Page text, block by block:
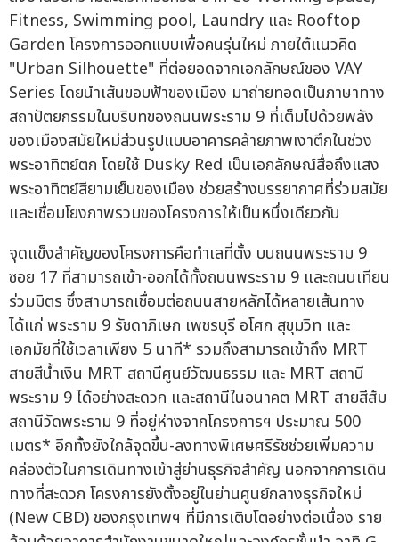
Fitness, Swimming pool, Laundry และ Rooftop
Garden โครงการออกแบบเพื่อคนรุ่นใหม่ ภายใต้แนวคิด
"Urban Silhouette" ที่ต่อยอดจากเอกลักษณ์ของ VAY
Series โดยนำเส้นขอบฟ้าของเมือง มาถ่ายทอดเป็นภาษาทาง
สถาปัตยกรรมในบริบทของถนนพระราม 9 ที่เต็มไปด้วยพลัง
ของเมืองสมัยใหม่ส่วนรูปแบบอาคารคล้ายภาพเงาตึกในช่วง
พระอาทิตย์ตก โดยใช้ Dusky Red เป็นเอกลักษณ์สื่อถึงแสง
พระอาทิตย์สียามเย็นของเมือง ช่วยสร้างบรรยากาศที่ร่วมสมัย
และเชื่อมโยงภาพรวมของโครงการให้เป็นหนึ่งเดียวกัน
จุดแข็งสำคัญของโครงการคือทำเลที่ตั้ง บนถนนพระราม 9
ซอย 17 ที่สามารถเข้า-ออกได้ทั้งถนนพระราม 9 และถนนเทียน
ร่วมมิตร ซึ่งสามารถเชื่อมต่อถนนสายหลักได้หลายเส้นทาง
ได้แก่ พระราม 9 รัชดาภิเษก เพชรบุรี อโศก สุขุมวิท และ
เอกมัยที่ใช้เวลาเพียง 5 นาที* รวมถึงสามารถเข้าถึง MRT
สายสีน้ำเงิน MRT สถานีศูนย์วัฒนธรรม และ MRT สถานี
พระราม 9 ได้อย่างสะดวก และสถานีในอนาคต MRT สายสีส้ม
สถานีวัดพระราม 9 ที่อยู่ห่างจากโครงการฯ ประมาณ 500
เมตร* อีกทั้งยังใกล้จุดขึ้น-ลงทางพิเศษศรีรัชช่วยเพิ่มความ
คล่องตัวในการเดินทางเข้าสู่ย่านธุรกิจสำคัญ นอกจากการเดิน
ทางที่สะดวก โครงการยังตั้งอยู่ในย่านศูนย์กลางธุรกิจใหม่
(New CBD) ของกรุงเทพฯ ที่มีการเติบโตอย่างต่อเนื่อง ราย